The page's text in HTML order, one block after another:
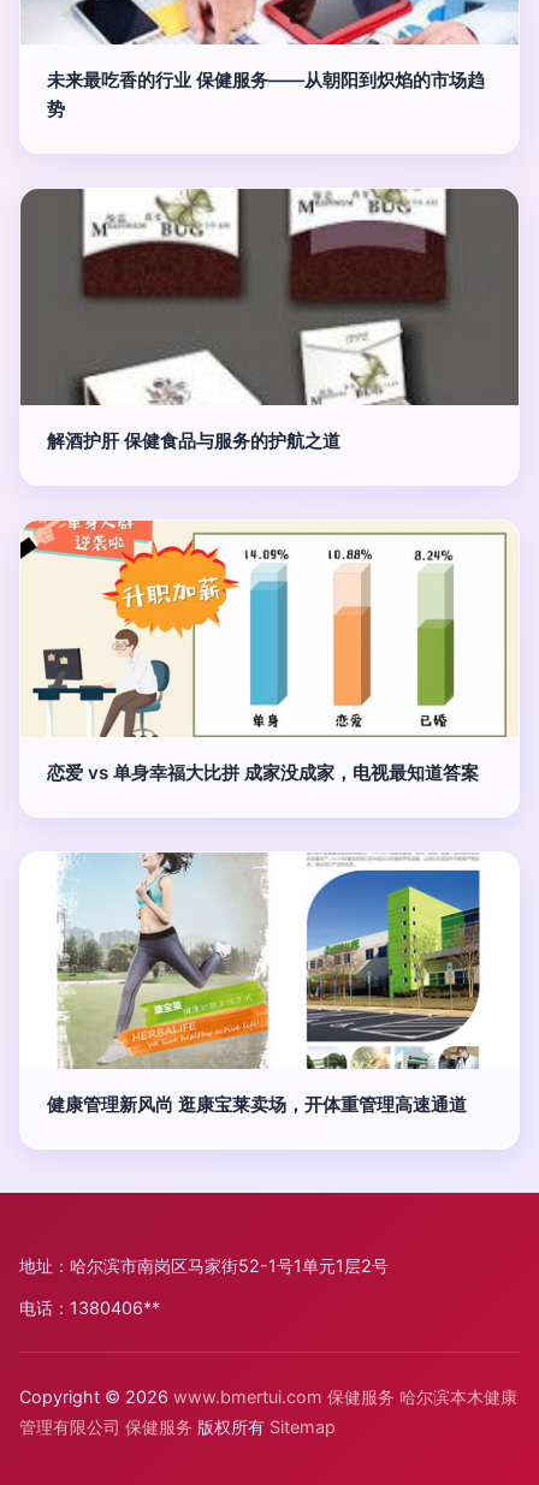
未来最吃香的行业 保健服务——从朝阳到炽焰的市场趋
势
解酒护肝 保健食品与服务的护航之道
恋爱 vs 单身幸福大比拼 成家没成家，电视最知道答案
健康管理新风尚 逛康宝莱卖场，开体重管理高速通道
地址：哈尔滨市南岗区马家街52-1号1单元1层2号
电话：1380406**
Copyright © 2026 www.bmertui.com 保健服务 哈尔滨本木健康
管理有限公司 保健服务 版权所有 Sitemap